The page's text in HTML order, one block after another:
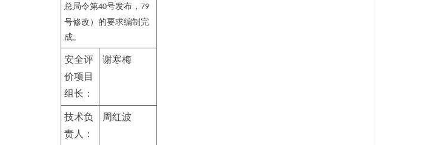
总局令第40号发布， 79
号修改）的要求编制完
成。
安全评
价项目
组长：
谢寒梅
技术负
责人：
周红波